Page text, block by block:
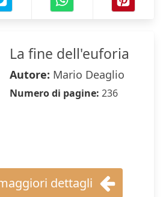
La fine dell'euforia
Autore: Mario Deaglio
Numero di pagine: 236
dettagli